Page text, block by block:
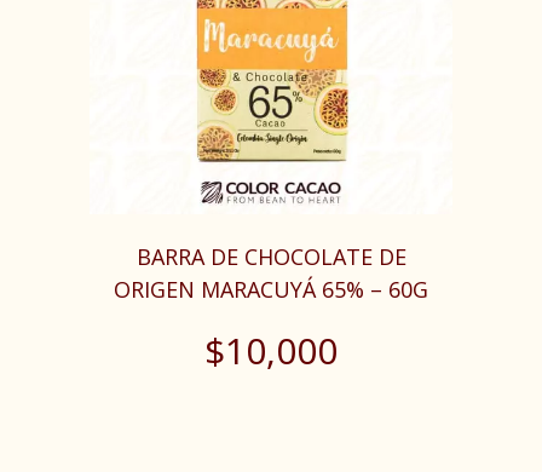
BARRA DE CHOCOLATE DE
ORIGEN MARACUYÁ 65% – 60G
$10,000